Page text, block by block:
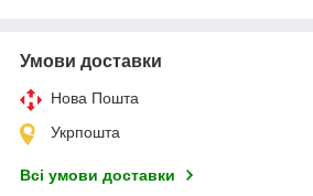
Умови доставки
Нова Пошта
Укрпошта
Всі умови доставки